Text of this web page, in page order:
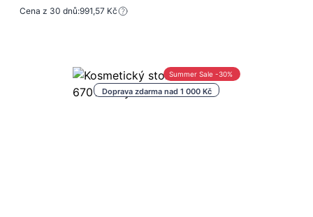
Cena z 30 dnů:991,57 Kč
Doprava zdarma nad 1 000 Kč
Summer Sale -30%